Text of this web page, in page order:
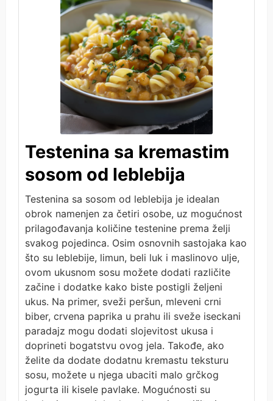
Testenina sa kremastim
sosom od leblebija
Testenina sa sosom od leblebija je idealan
obrok namenjen za četiri osobe, uz mogućnost
prilagođavanja količine testenine prema želji
svakog pojedinca. Osim osnovnih sastojaka kao
što su leblebije, limun, beli luk i maslinovo ulje,
ovom ukusnom sosu možete dodati različite
začine i dodatke kako biste postigli željeni
ukus. Na primer, sveži peršun, mleveni crni
biber, crvena paprika u prahu ili sveže iseckani
paradajz mogu dodati slojevitost ukusa i
doprineti bogatstvu ovog jela. Takođe, ako
želite da dodate dodatnu kremastu teksturu
sosu, možete u njega ubaciti malo grčkog
jogurta ili kisele pavlake. Mogućnosti su